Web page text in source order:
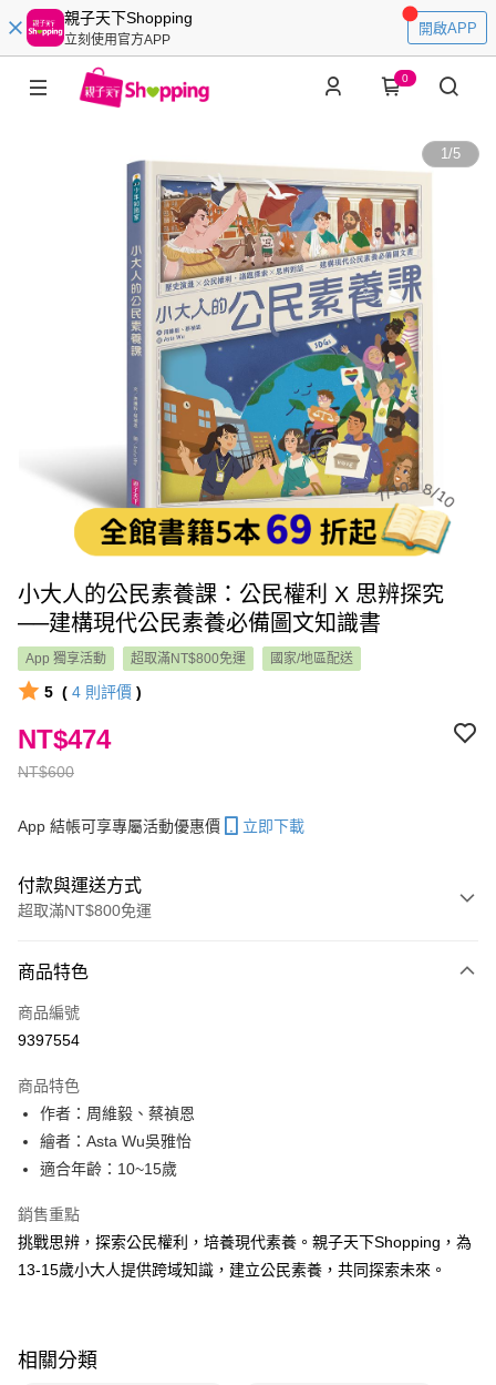
親子天下Shopping
立刻使用官方APP
開啟APP
0
1/5
小大人的公民素養課：公民權利 X 思辨探究
──建構現代公民素養必備圖文知識書
App 獨享活動 超取滿NT$800免運 國家/地區配送
5 ( 4 則評價 )
NT$600
NT$474
App 結帳可享專屬活動優惠價 立即下載
付款與運送方式
超取滿NT$800免運
信用卡一次付款
LINE Pay
大哥付你分期
相關說明
【大哥付你分期使用說明】
1.本服務由台灣大哥大提供，台灣大哥大用戶可立即使用無須另外申請。
流程，驗證手機門號後，選擇欲分期的期數、繳款截止日，確認付款後即完
成交易。
3.實際核准額度、可分期數及費用金額請依後續交易確認頁面所載為準。
4.訂單成立30分鐘內，如未前往確認交易或遇審核未通過，訂單將自動取
1.分期款項不併入電信帳單，「大哥付你分期」於每月結算日後寄送繳費提
AFTEE先享後付
相關說明
AFTEE先享後付是「在收到商品之後才付款」的支付方式。 讓您購物簡單
便利好安心！
【「AFTEE先享後付」結帳流程】
ATM付款
每筆NT$70，滿NT$800(含以上)免運費
商品特色
商品編號
9397554
商品特色
作者：周維毅、蔡禎恩
繪者：Asta Wu吳雅怡
適合年齡：10~15歲
銷售重點
挑戰思辨，探索公民權利，培養現代素養。親子天下Shopping，為
13-15歲小大人提供跨域知識，建立公民素養，共同探索未來。
相關分類